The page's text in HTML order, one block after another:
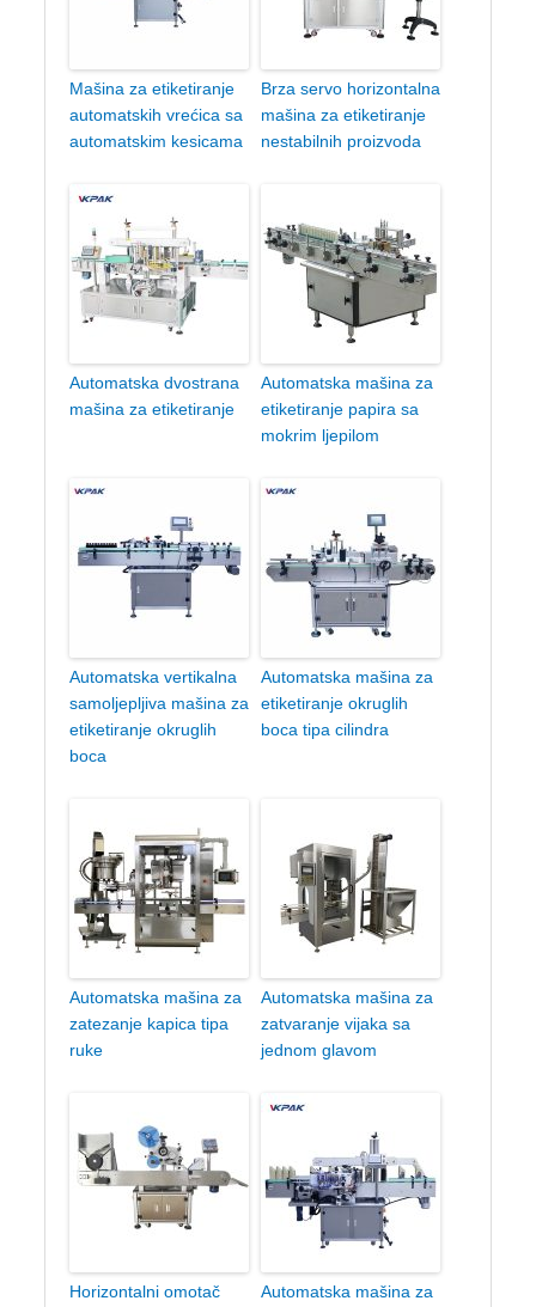
Mašina za etiketiranje
automatskih vrećica sa
automatskim kesicama
Brza servo horizontalna
mašina za etiketiranje
nestabilnih proizvoda
Automatska dvostrana
mašina za etiketiranje
Automatska mašina za
etiketiranje papira sa
mokrim ljepilom
Automatska vertikalna
samoljepljiva mašina za
etiketiranje okruglih
boca
Automatska mašina za
etiketiranje okruglih
boca tipa cilindra
Automatska mašina za
zatezanje kapica tipa
ruke
Automatska mašina za
zatvaranje vijaka sa
jednom glavom
Horizontalni omotač
Automatska mašina za